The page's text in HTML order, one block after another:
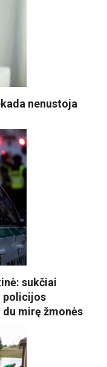
nenustoja
sukčiai
policijos
mirę žmonės